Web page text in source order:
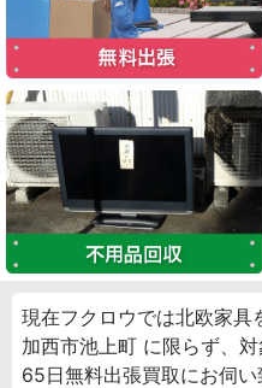
現在フクロウでは北欧家具
加西市池上町 に限らず、
65日無料出張買取にお伺い